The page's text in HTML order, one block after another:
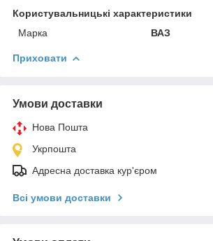
Користувальницькі характеристики
Марка
ВАЗ
Приховати
Умови доставки
Нова Пошта
Укрпошта
Адресна доставка кур'єром
Всі умови доставки